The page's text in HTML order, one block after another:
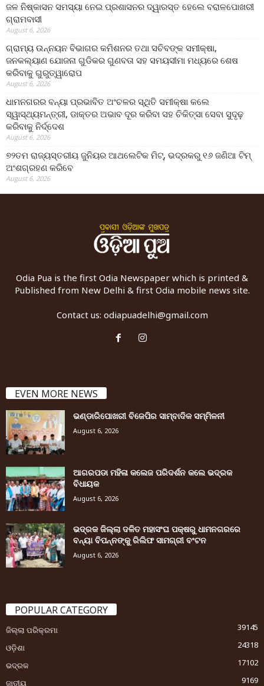
ଜଳ ନିଷ୍କାସନ ସମସ୍ୟା ନେଇ ପ୍ରଶାସନର ଦ୍ୱାରସ୍ତ ହେଲେ ବରାଳପୋଖରୀ
ଗ୍ରାମବାସୀ
August 6, 2026
ଗ୍ରାମ୍ୟ ଉନ୍ନୟନ ବିଭାଗର କମିଶନର ତଥା ସଚିବଙ୍କ ସମୀକ୍ଷା,
ଜନକଲ୍ୟାଣ ଯୋଜନା ଗୁଡିକର ଗୁଣବତା ସହ ସମୟସୀମା ମଧ୍ୟରେ ଶେଷ
କରିବାକୁ ଗୁରୁତ୍ୱାରୋପ
August 6, 2026
ଧାମନଗରର ବନ୍ୟା ପ୍ରଭାବିତ ଅଂଚଳର ସ୍ଥିତି ସମୀକ୍ଷା କଲେ
ସ୍ୱାସ୍ଥ୍ୟମନ୍ତ୍ରୀ, ଡାକ୍ତର ଅଭାବ ଦୂର କରିବା ସହ ଚିକିତ୍ସା ସେବା ସୁଦୃଢ଼
କରିବାକୁ ନିର୍ଦ୍ଦେଶ
August 6, 2026
୭୨ତମ ରାଜ୍ୟସ୍ତରୀୟ ଜୁନିୟର ଆଥଲେଟିକ ମିଟ୍‌, ଭଦ୍ରକରୁ ୧୬ ଜଣିଆ ଟିମ୍
ଅଂଶଗ୍ରହଣ କରିବେ
August 6, 2026
Odia Pua is the first Odia Newspaper which is printed &
Published from New Delhi & first Odia mobile news site.
Contact us: odiapuadelhi@gmail.com
EVEN MORE NEWS
ଭଣ୍ଡାରିପୋଖରୀ ବିଜେପିର ସାମ୍ବାଦିକ ସମ୍ମିଳନୀ
August 6, 2026
ଆଗରପଡା ମହିଳା କଲେଜ ପରିଦର୍ଶନ କଲେ ଭଦ୍ରକ
ବିଧାୟକ
August 6, 2026
ଭଦ୍ରକ ଜିଲ୍ଲା ଦଳିତ ମହାସଂଘ ପକ୍ଷରୁ ଧାମନଗରରେ
ବନ୍ୟା ବିପନ୍ନଙ୍କୁ ରିଲିଫ ସାମଗ୍ରୀ ବଂଟନ
August 6, 2026
POPULAR CATEGORY
ଜିଲ୍ଲା ପରିକ୍ରମା
39145
ଓଡ଼ିଶା
24318
ଭଦ୍ରକ
17102
ଜାତୀୟ
9169